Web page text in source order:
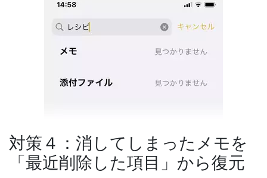
対策４：消してしまったメモを
「最近削除した項目」から復元